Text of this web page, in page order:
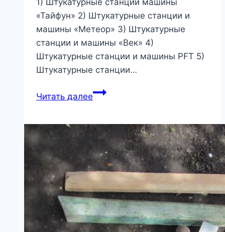
«Тайфун» 2) Штукатурные станции и
машины «Метеор» 3) Штукатурные
станции и машины «Век» 4)
Штукатурные станции и машины PFT 5)
Штукатурные станции…
Читать далееОбзор
машин:
Тайфун,
NOVO
Gen
3,
PFT,
Putzmeister,